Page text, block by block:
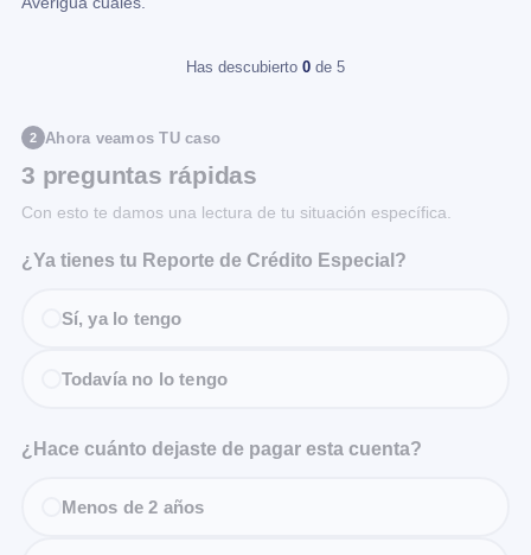
Has descubierto 0 de 5
2 Ahora veamos TU caso
3 preguntas rápidas
Con esto te damos una lectura de tu situación específica.
¿Ya tienes tu Reporte de Crédito Especial?
Sí, ya lo tengo
Todavía no lo tengo
¿Hace cuánto dejaste de pagar esta cuenta?
Menos de 2 años